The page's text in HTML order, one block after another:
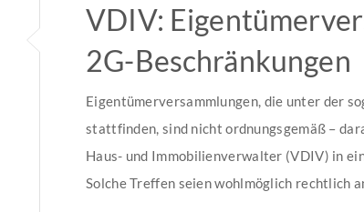
VDIV:
2G-Beschränkungen
Eigentümerversammlungen, die unter der
stattfinden, sind nicht ordnungsgemäß –
Haus- und Immobilienverwalter (VDIV) in
Solche Treffen seien wohlmöglich rechtlich